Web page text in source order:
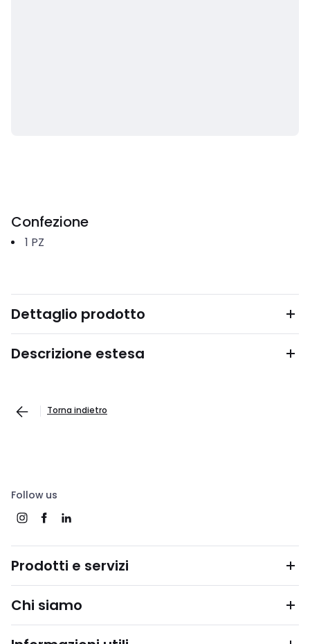
Confezione
1 PZ
Dettaglio prodotto
Descrizione estesa
Torna indietro
Follow us
Prodotti e servizi
Chi siamo